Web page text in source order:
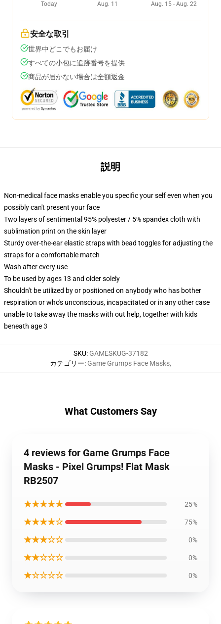
Today
Aug. 11
Aug. 15 - Aug. 22
安全な取引
世界中どこでもお届け
すべての小包に追跡番号を提供
商品が届かない場合は全額返金
説明
Non-medical face masks enable you specific your self even when you
possibly can't present your face
Two layers of sentimental 95% polyester / 5% spandex cloth with
sublimation print on the skin layer
Sturdy over-the-ear elastic straps with bead toggles for adjusting the
straps for a comfortable match
Wash after every use
To be used by ages 13 and older solely
Shouldn't be utilized by or positioned on anybody who has bother
respiration or who's unconscious, incapacitated or in any other case
unable to take away the masks with out help, together with kids
beneath age 3
SKU: GAMESKUG-37182
カテゴリー: Game Grumps Face Masks,
What Customers Say
4 reviews for Game Grumps Face
Masks - Pixel Grumps! Flat Mask
RB2507
★★★★★ 25%
★★★★☆ 75%
★★★☆☆ 0%
★★☆☆☆ 0%
★☆☆☆☆ 0%